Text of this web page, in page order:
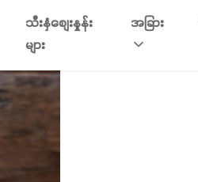
သီးနှံစျေးနှုန်း
များ
အခြား